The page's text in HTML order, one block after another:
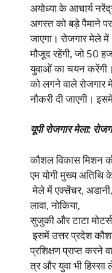
अयोध्या के आचार्य
अगस्त को बड़े पैमाने
जाएगा। रोजगार मेले
मौजूद रहेंगी, जो 50
युवाओं का चयन
को लगने वाले
नौकरी दी जाएगी।
यूपी रोजगार मेला:
कौशल विकास मिशन
एम योगी मुख्य अतिथि
मेले में एक्सेंचर,
लावा, नोकिया,
सुजुकी और टाटा
इसमें उत्तर प्रदेश
प्रशिक्षण प्राप्त करने
त्र और युवा भी